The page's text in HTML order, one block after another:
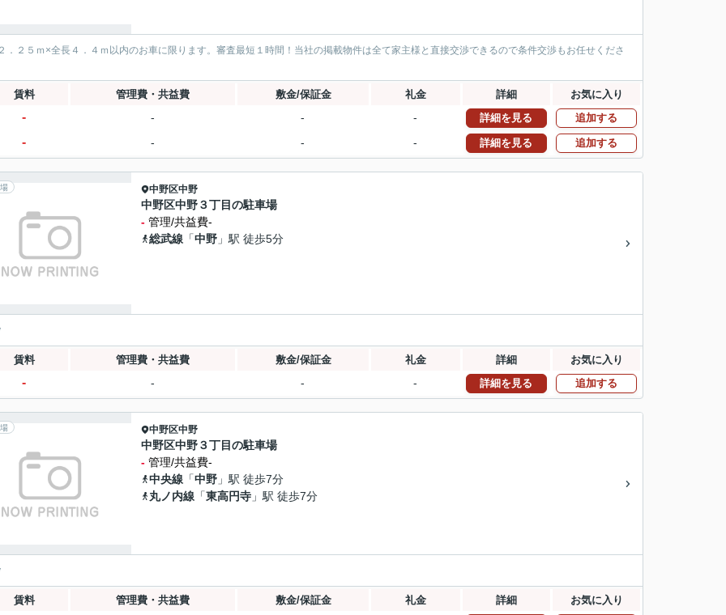
．２５ｍ×全長４．４ｍ以内のお車に限ります。審査最短１時間！当社の掲載物件は全て家主様と直接交渉できるので条件交渉もお任せくださ
賃料 管理費・共益費 敷金/保証金 礼金 詳細 お気に入り
- - - - 詳細を見る 追加する
- - - - 詳細を見る 追加する
中野区中野
中野区中野３丁目の駐車場
- 管理/共益費-
総武線 「中野 」駅 徒歩5分
賃料 管理費・共益費 敷金/保証金 礼金 詳細 お気に入り
- - - - 詳細を見る 追加する
中野区中野
中野区中野３丁目の駐車場
- 管理/共益費-
中央線 「中野 」駅 徒歩7分
丸ノ内線 「東高円寺 」駅 徒歩7分
賃料 管理費・共益費 敷金/保証金 礼金 詳細 お気に入り